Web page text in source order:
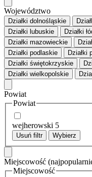
Województwo
Działki dolnośląskie
Działki lubuskie
Działki
Działki mazowieckie
Działki podlaskie
Działki
Działki świętokrzyskie
Działki wielkopolskie
Powiat
Powiat
wejherowski 5
Usuń filtr Wybierz
Miejscowość
Miejscowość